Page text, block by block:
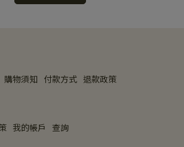
購物須知 付款方式 退款政策
我的帳戶 查詢